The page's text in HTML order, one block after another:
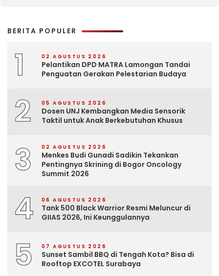
BERITA POPULER
1 02 AGUSTUS 2026
Pelantikan DPD MATRA Lamongan Tandai
Penguatan Gerakan Pelestarian Budaya
2 05 AGUSTUS 2026
Dosen UNJ Kembangkan Media Sensorik
Taktil untuk Anak Berkebutuhan Khusus
3 02 AGUSTUS 2026
Menkes Budi Gunadi Sadikin Tekankan
Pentingnya Skrining di Bogor Oncology
Summit 2026
4 06 AGUSTUS 2026
Tank 500 Black Warrior Resmi Meluncur di
GIIAS 2026, Ini Keunggulannya
5 07 AGUSTUS 2026
Sunset Sambil BBQ di Tengah Kota? Bisa di
Rooftop EXCOTEL Surabaya